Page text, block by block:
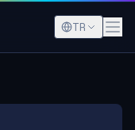
TR